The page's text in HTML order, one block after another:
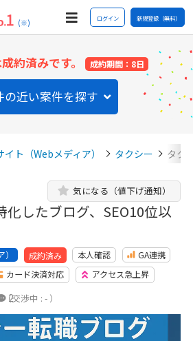
(※) ログイン 新規登録（無料）
約済みです。 成約期間：8日
の近い案件を探す
イト（Webメディア） タクシー タク
化したブログ、SEO10位以
気になる（値下げ通知）
成約済み 本人確認
GA連携
カード決済対応 アクセス急上昇
2
（交渉中 : - ）